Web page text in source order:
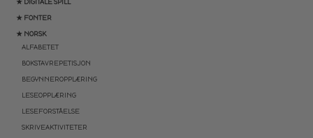
★ FONTER
★ NORSK
ALFABETET
BOKSTAVREPETISJON
BEGYNNEROPPLÆRING
LESEOPPLÆRING
LESEFORSTÅELSE
SKRIVEAKTIVITETER